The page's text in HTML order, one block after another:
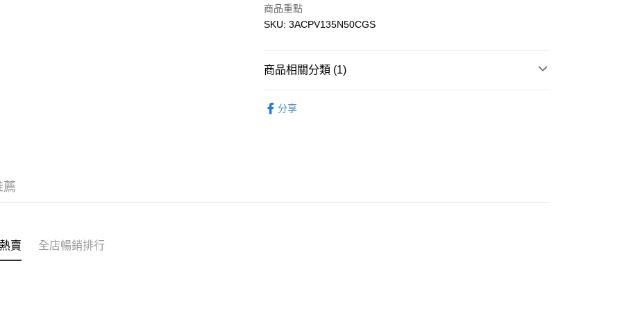
AlipayHK
付款後順豐站及營業點
商品重點
SKU: 3ACPV135N50CGS
商品相關分類 (1)
分享
薦
賣 全店暢銷排行